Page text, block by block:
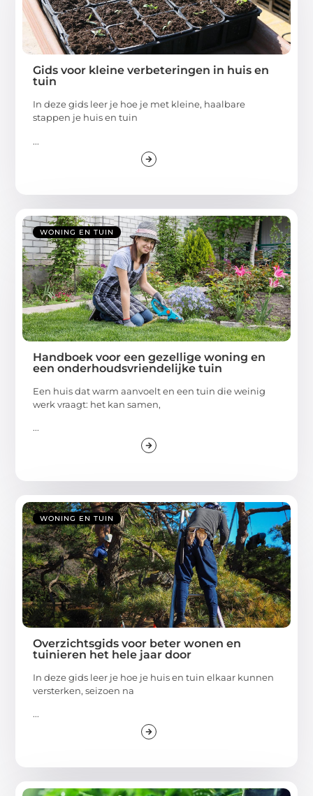
Gids voor kleine verbeteringen in huis en
tuin
In deze gids leer je hoe je met kleine, haalbare
stappen je huis en tuin
...
WONING EN TUIN
Handboek voor een gezellige woning en
een onderhoudsvriendelijke tuin
Een huis dat warm aanvoelt en een tuin die weinig
werk vraagt: het kan samen,
...
WONING EN TUIN
Overzichtsgids voor beter wonen en
tuinieren het hele jaar door
In deze gids leer je hoe je huis en tuin elkaar kunnen
versterken, seizoen na
...